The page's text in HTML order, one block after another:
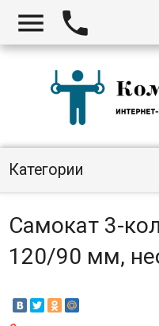
 
Категории
Самокат 3-
120/90 мм,